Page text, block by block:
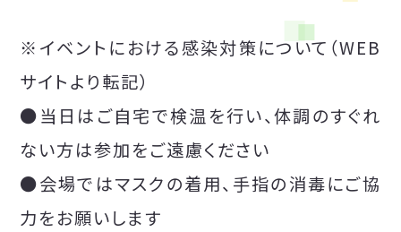
※イベントにおける感染対策について（WEB
サイトより転記）
●当日はご自宅で検温を行い、体調のすぐれ
ない方は参加をご遠慮ください
●会場ではマスクの着用、手指の消毒にご協
力をお願いします